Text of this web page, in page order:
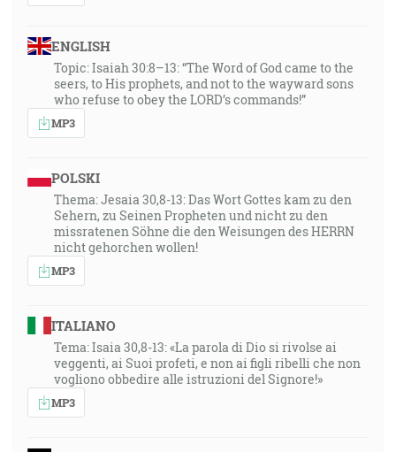
ENGLISH
Topic: Isaiah 30:8–13: “The Word of God came to the
seers, to His prophets, and not to the wayward sons
who refuse to obey the LORD’s commands!”
MP3
POLSKI
Thema: Jesaia 30,8-13: Das Wort Gottes kam zu den
Sehern, zu Seinen Propheten und nicht zu den
missratenen Söhne die den Weisungen des HERRN
nicht gehorchen wollen!
MP3
ITALIANO
Tema: Isaia 30,8-13: «La parola di Dio si rivolse ai
veggenti, ai Suoi profeti, e non ai figli ribelli che non
vogliono obbedire alle istruzioni del Signore!»
MP3